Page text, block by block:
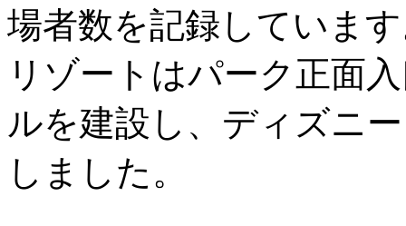
場者数を記録していま
リゾートはパーク正面
ルを建設し、ディズニ
しました。